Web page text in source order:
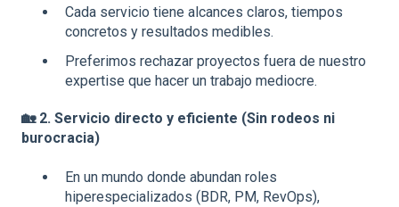
Cada servicio tiene alcances claros, tiempos
concretos y resultados medibles.
Preferimos rechazar proyectos fuera de nuestro
expertise que hacer un trabajo mediocre.
🏡2. Servicio directo y eficiente (Sin rodeos ni
burocracia)
En un mundo donde abundan roles
hiperespecializados (BDR, PM, RevOps),